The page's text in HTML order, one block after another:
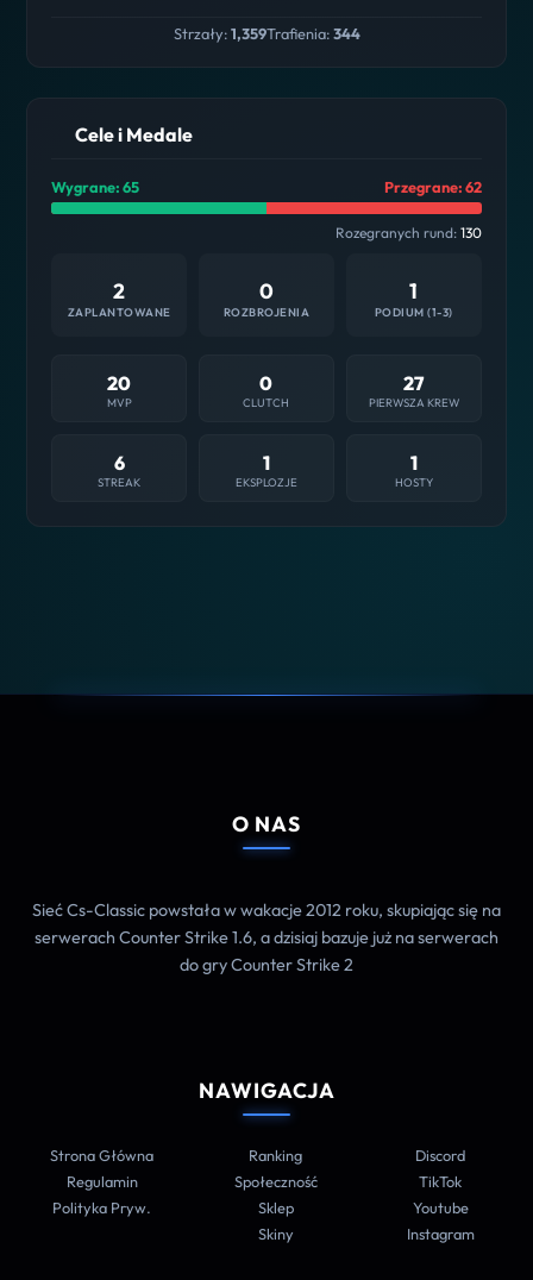
Strzały:1,359Trafienia:344
Cele i Medale
Wygrane: 65 Przegrane: 62
Rozegranych rund: 130
2
ZAPLANTOWANE
0
ROZBROJENIA
1
PODIUM (1-3)
20
MVP
0
CLUTCH
27
PIERWSZA KREW
6
STREAK
1
EKSPLOZJE
1
HOSTY
O NAS
Sieć Cs-Classic powstała w wakacje 2012 roku, skupiając się na
serwerach Counter Strike 1.6, a dzisiaj bazuje już na serwerach
do gry Counter Strike 2
NAWIGACJA
Strona Główna
Regulamin
Polityka Pryw.
Ranking
Społeczność
Sklep
Skiny
Discord
TikTok
Youtube
Instagram